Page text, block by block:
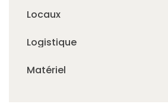
Locaux
Logistique
Matériel